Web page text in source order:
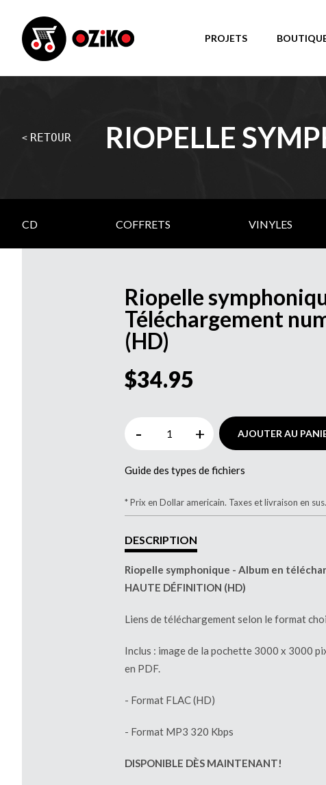
PROJETS
< RETOUR RIOPELLE
CD COFFRETS VINYLES
Riopelle
Téléchargement
(HD)
$34.95
- + AJOUTER AU
Guide des types de fichiers
* Prix en Dollar americain. Taxes et livraison en sus.
DESCRIPTION
Riopelle symphonique - Album en
HAUTE DÉFINITION (HD)
Liens de téléchargement selon le format
Inclus : image de la pochette 3000 x 3000
en PDF.
- Format FLAC (HD)
- Format MP3 320 Kbps
DISPONIBLE DÈS MAINTENANT!